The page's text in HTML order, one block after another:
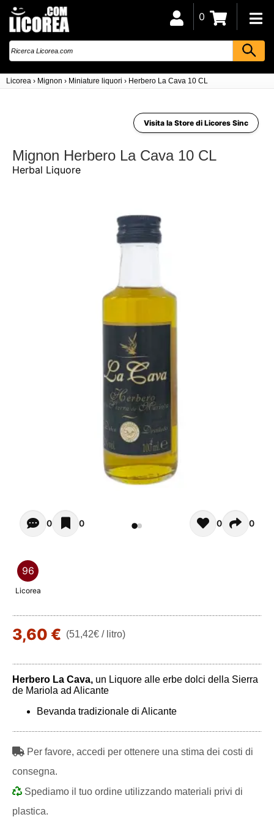
Licorea › Mignon › Miniature liquori › Herbero La Cava 10 CL
0
Visita la Store di Licores Sinc
Mignon Herbero La Cava 10 CL
Herbal Liquore
Opiniones - In questo momento non ci sono commenti.
0 0 0 0
96
Licorea
3,60 € (51,42€ / litro)
Herbero La Cava, un Liquore alle erbe dolci della Sierra
de Mariola ad Alicante
Bevanda tradizionale di Alicante
Per favore, accedi per ottenere una stima dei costi di
consegna.
Spediamo il tuo ordine utilizzando materiali privi di
plastica.